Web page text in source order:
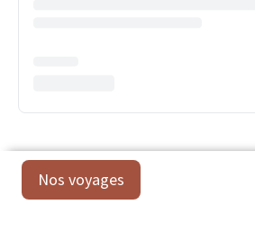
Nos voyages